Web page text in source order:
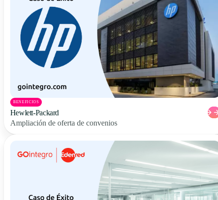
BENEFICIOS
Hewlett-Packard
Ampliación de oferta de convenios